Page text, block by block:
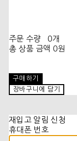
주문 수량
0개
총 상품 금액 0원
구매하기
장바구니에 담기
재입고 알림 신청
휴대폰 번호